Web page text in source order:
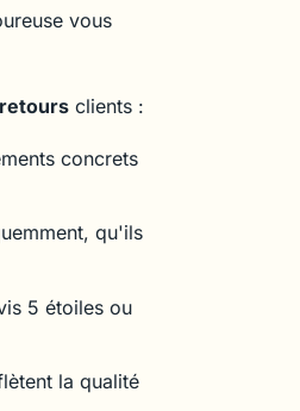
vous
clients :
concrets
qu'ils
5 étoiles ou
la qualité